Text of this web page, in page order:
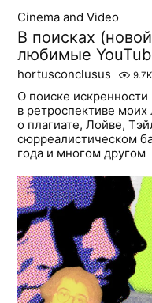
Cinema and Video
В поисках
любимые
hortusconclusus 9.7K
О поиске
в ретроспективе
о плагиате, Лойве,
сюрреалистическом
года и многом другом